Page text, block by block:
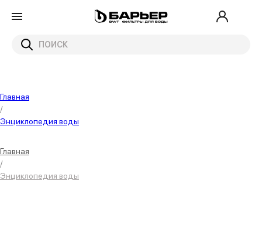
Главная
/
Энциклопедия воды
Главная
/
Энциклопедия воды